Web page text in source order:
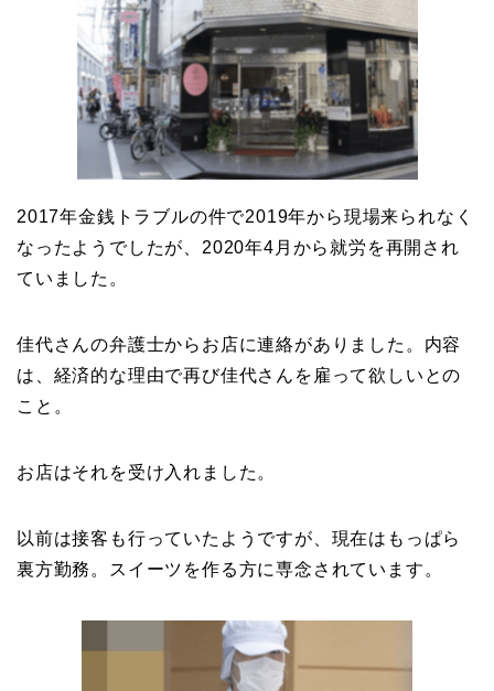
2017年金銭トラブルの件で2019年から現場来られなく
なったようでしたが、2020年4月から就労を再開され
ていました。
佳代さんの弁護士からお店に連絡がありました。内容
は、経済的な理由で再び佳代さんを雇って欲しいとの
こと。
お店はそれを受け入れました。
以前は接客も行っていたようですが、現在はもっぱら
裏方勤務。スイーツを作る方に専念されています。